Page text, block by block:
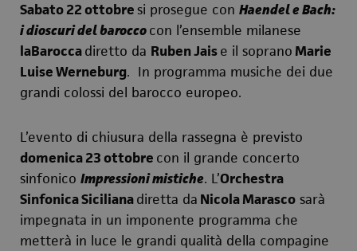
Sabato 22 ottobresi prosegue con Haendel e Bach:
i dioscuri del baroccocon l’ensemble milanese
laBaroccadiretto da Ruben Jaise il soprano Marie
Luise Werneburg. In programma musiche dei due
grandi colossi del barocco europeo.
L’evento di chiusura della rassegna è previsto
domenica 23 ottobre con il grande concerto
sinfonico Impressioni mistiche. L’Orchestra
Sinfonica Sicilianadiretta da Nicola Marasco sarà
impegnata in un imponente programma che
metterà in luce le grandi qualità della compagine